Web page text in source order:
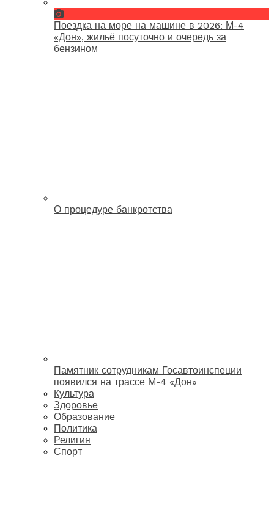
Поездка на море на машине в 2026: М-4
«Дон», жильё посуточно и очередь за
бензином
О процедуре банкротства
Памятник сотрудникам Госавтоинспеции
появился на трассе М-4 «Дон»
Культура
Здоровье
Образование
Политика
Религия
Спорт